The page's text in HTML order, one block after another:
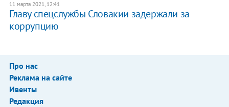
11 марта 2021, 12:41
Главу спецслужбы Словакии задержали за
коррупцию
Про нас
Реклама на сайте
Ивенты
Редакция